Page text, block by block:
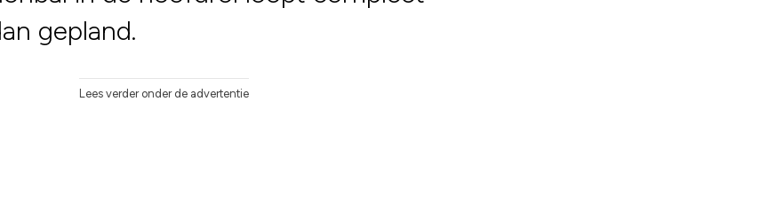
gepland.
Lees verder onder de advertentie